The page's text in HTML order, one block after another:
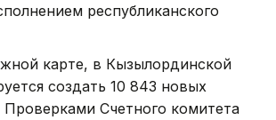
республиканского
карте, в Кызылординской
создать 10 843 новых
Проверками Счетного комитета